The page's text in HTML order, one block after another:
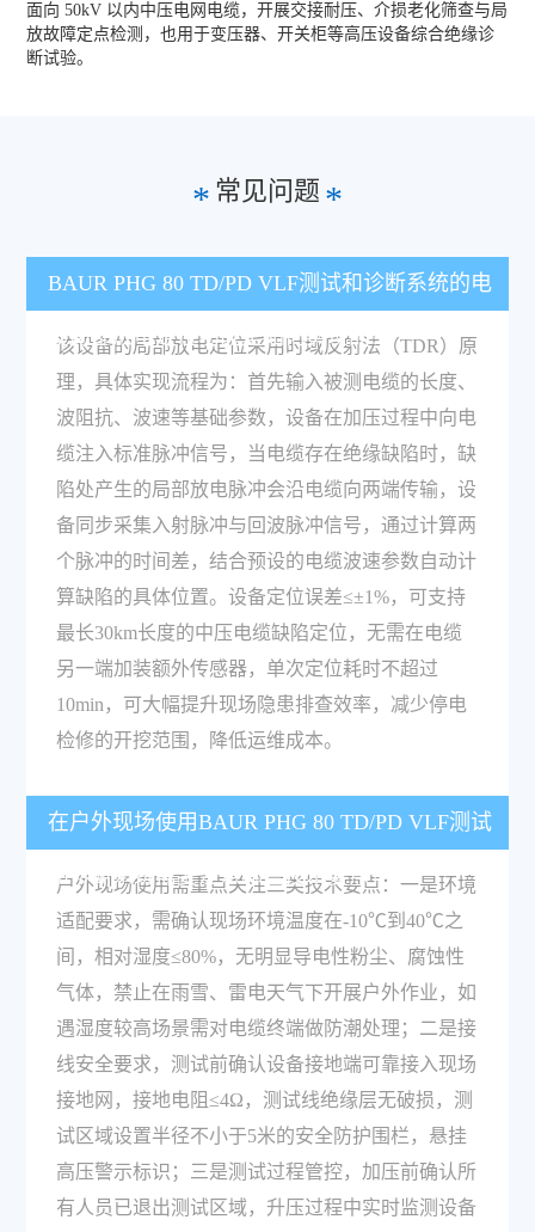
面向 50kV 以内中压电网电缆，开展交接耐压、介损老化筛查与局
放故障定点检测，也用于变压器、开关柜等高压设备综合绝缘诊
断试验。
* 常见问题 *
BAUR PHG 80 TD/PD VLF测试和诊断系统的电
缆局部放电定位功能是如何实现的？
该设备的局部放电定位采用时域反射法（TDR）原
理，具体实现流程为：首先输入被测电缆的长度、
波阻抗、波速等基础参数，设备在加压过程中向电
缆注入标准脉冲信号，当电缆存在绝缘缺陷时，缺
陷处产生的局部放电脉冲会沿电缆向两端传输，设
备同步采集入射脉冲与回波脉冲信号，通过计算两
个脉冲的时间差，结合预设的电缆波速参数自动计
算缺陷的具体位置。设备定位误差≤±1%，可支持
最长30km长度的中压电缆缺陷定位，无需在电缆
另一端加装额外传感器，单次定位耗时不超过
10min，可大幅提升现场隐患排查效率，减少停电
检修的开挖范围，降低运维成本。
在户外现场使用BAUR PHG 80 TD/PD VLF测试
和诊断系统需要注意哪些技术要点？
户外现场使用需重点关注三类技术要点：一是环境
适配要求，需确认现场环境温度在-10℃到40℃之
间，相对湿度≤80%，无明显导电性粉尘、腐蚀性
气体，禁止在雨雪、雷电天气下开展户外作业，如
遇湿度较高场景需对电缆终端做防潮处理；二是接
线安全要求，测试前确认设备接地端可靠接入现场
接地网，接地电阻≤4Ω，测试线绝缘层无破损，测
试区域设置半径不小于5米的安全防护围栏，悬挂
高压警示标识；三是测试过程管控，加压前确认所
有人员已退出测试区域，升压过程中实时监测设备